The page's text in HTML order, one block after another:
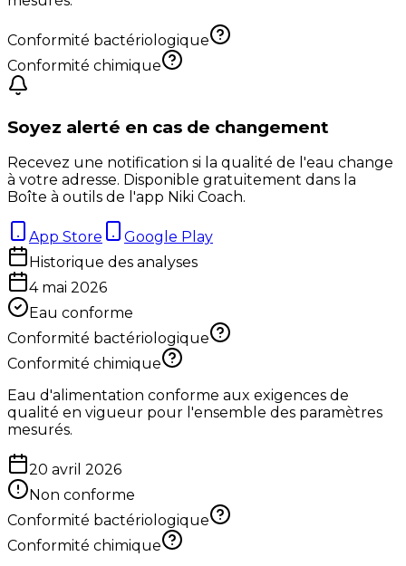
Conformité bactériologique
Conformité chimique
Soyez alerté en cas de changement
Recevez une notification si la qualité de l'eau change
à votre adresse. Disponible gratuitement dans la
Boîte à outils de l'app Niki Coach.
App Store
Google Play
Historique des analyses
4 mai 2026
Eau conforme
Conformité bactériologique
Conformité chimique
Eau d'alimentation conforme aux exigences de
qualité en vigueur pour l'ensemble des paramètres
mesurés.
20 avril 2026
Non conforme
Conformité bactériologique
Conformité chimique